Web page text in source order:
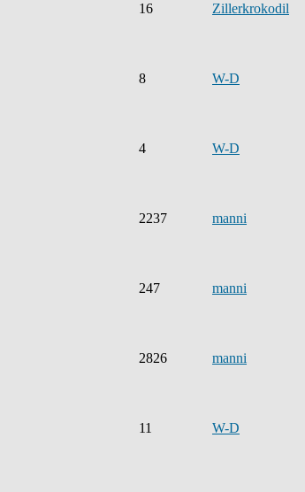
16 Zillerkrokodil
8 W-D
4 W-D
2237 manni
247 manni
2826 manni
11 W-D